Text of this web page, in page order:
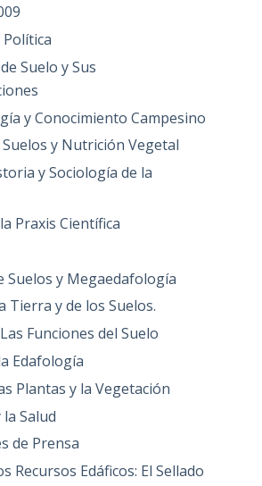
Suelo y Sus
y Conocimiento Campesino
y Nutrición Vegetal
y Sociología de la
Praxis Científica
Suelos y Megaedafología
Tierra y de los Suelos.
Funciones del Suelo
Edafología
Plantas y la Vegetación
Salud
de Prensa
Recursos Edáficos: El Sellado